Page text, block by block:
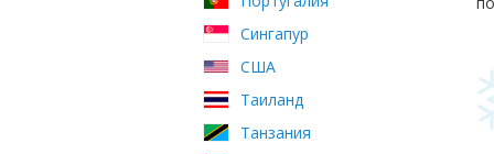
Сингапур
США
Таиланд
Танзания